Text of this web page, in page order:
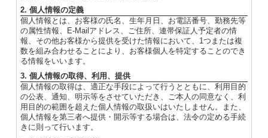
2. 個人情報の定義
個人情報とは、お客様の氏名、生年月日、お電話番号、勤務先等
の属性情報、E-Mailアドレス、ご住所、連帯保証人予定者の情
報、その他お客様から提供を受けた情報において、1つまたは複
数を組み合わせることにより、お客様個人を特定することのでき
る情報をいいます。
3. 個人情報の取得、利用、提供
個人情報の取得は、適正な手段によって行うとともに、利用目的
の公表、通知、明示等をさせていただき、ご本人の同意なく、利
用目的の範囲を超えた個人情報の取扱いはいたしません。また、
個人情報を第三者へ提供・開示等する場合は、法令の定める手続
きに則って行います。